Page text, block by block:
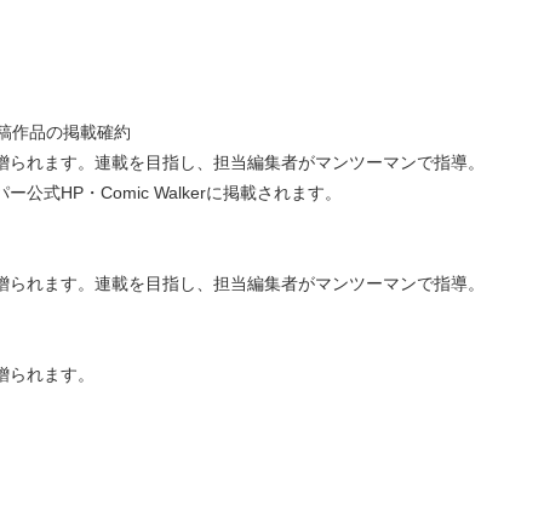
作品の掲載確約
れます。連載を目指し、担当編集者がマンツーマンで指導。
公式HP・Comic Walkerに掲載されます。
れます。連載を目指し、担当編集者がマンツーマンで指導。
れます。